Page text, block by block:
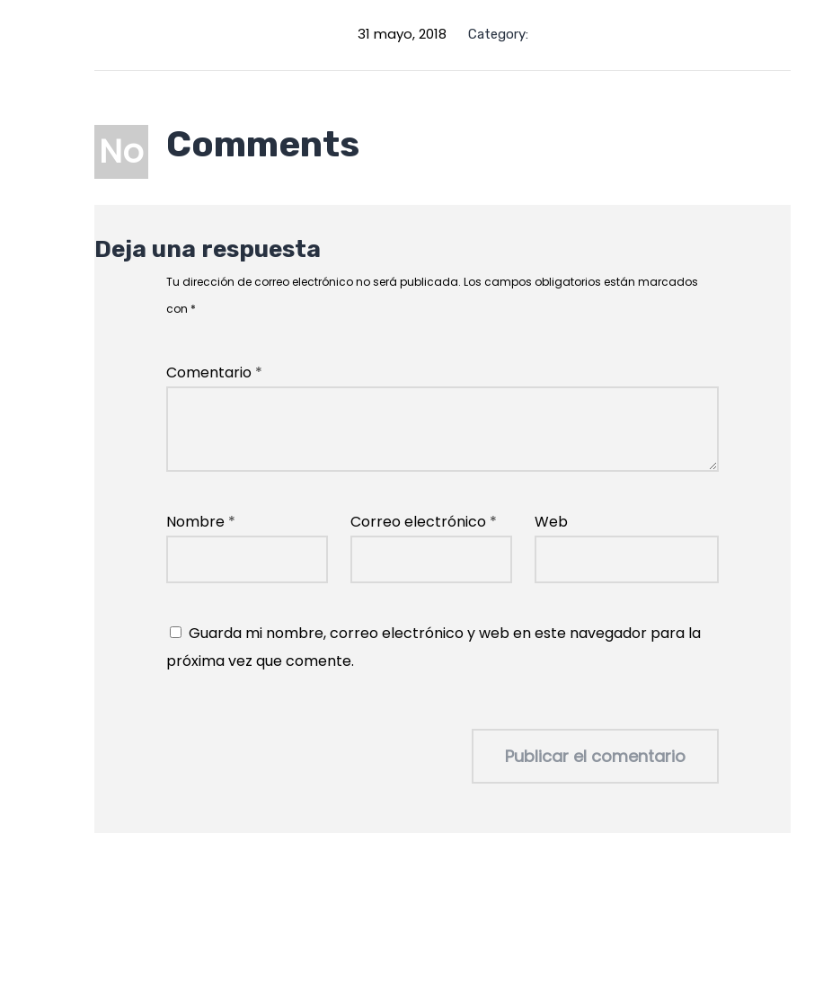
31 mayo, 2018 Category:
No Comments
Deja una respuesta
Tu dirección de correo electrónico no será publicada. Los campos obligatorios están marcados
con *
Comentario *
Nombre * Correo electrónico * Web
Guarda mi nombre, correo electrónico y web en este navegador para la
próxima vez que comente.